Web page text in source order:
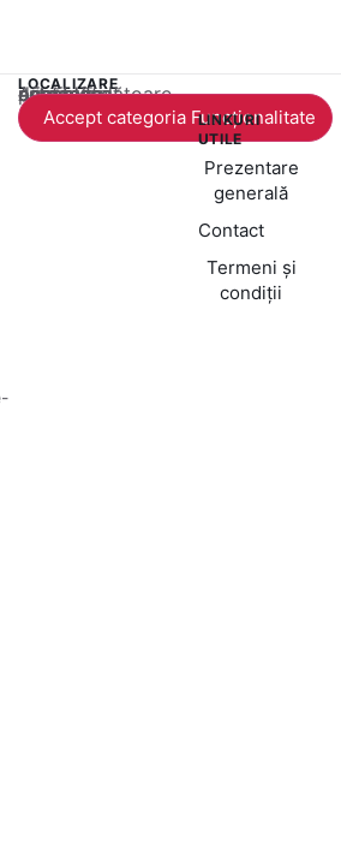
LOCALIZARE
Acest conținut este blocat până când acceptați categoria corespunzătoare de cookie-uri.
Accept categoria Funcționalitate
LINKURI
UTILE
Prezentare
generală
Contact
Termeni și
condiții